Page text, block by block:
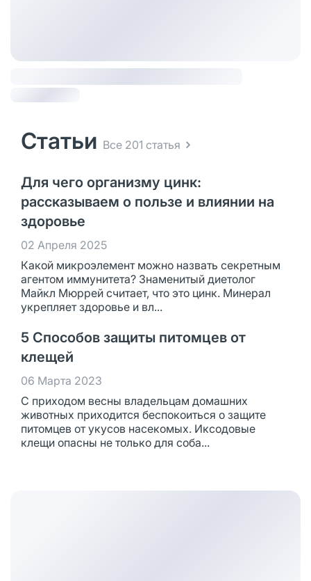
Статьи Все 201 статья
Для чего организму цинк:
рассказываем о пользе и влиянии на
здоровье
02 Апреля 2025
Какой микроэлемент можно назвать секретным
агентом иммунитета? Знаменитый диетолог
Майкл Мюррей считает, что это цинк. Минерал
укрепляет здоровье и вл...
5 Способов защиты питомцев от
клещей
06 Марта 2023
С приходом весны владельцам домашних
животных приходится беспокоиться о защите
питомцев от укусов насекомых. Иксодовые
клещи опасны не только для соба...